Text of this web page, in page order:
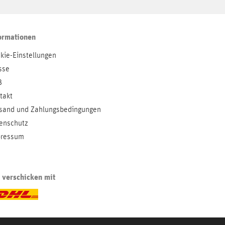
Einstellungen
und Zahlungsbedingungen
mit